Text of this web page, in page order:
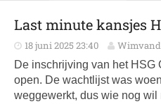
Last minute kansjes
18 juni 2025 23:40
De inschrijving van het HSG
open. De wachtlijst was
weggewerkt, dus wie nog wil